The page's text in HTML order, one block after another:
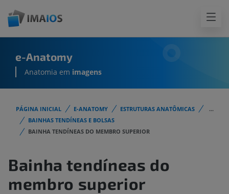
e-Anatomy
Anatomia em imagens
PÁGINA INICIAL E-ANATOMY ESTRUTURAS ANATÔMICAS
...
BAINHAS TENDÍNEAS E BOLSAS
BAINHA TENDÍNEAS DO MEMBRO SUPERIOR
Bainha tendíneas do
membro superior